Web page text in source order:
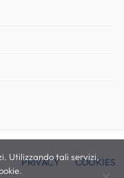
PRIVACY COOKIES
Utilizzando tali servizi,